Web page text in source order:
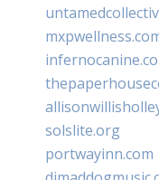
solslite.org
portwayinn.com